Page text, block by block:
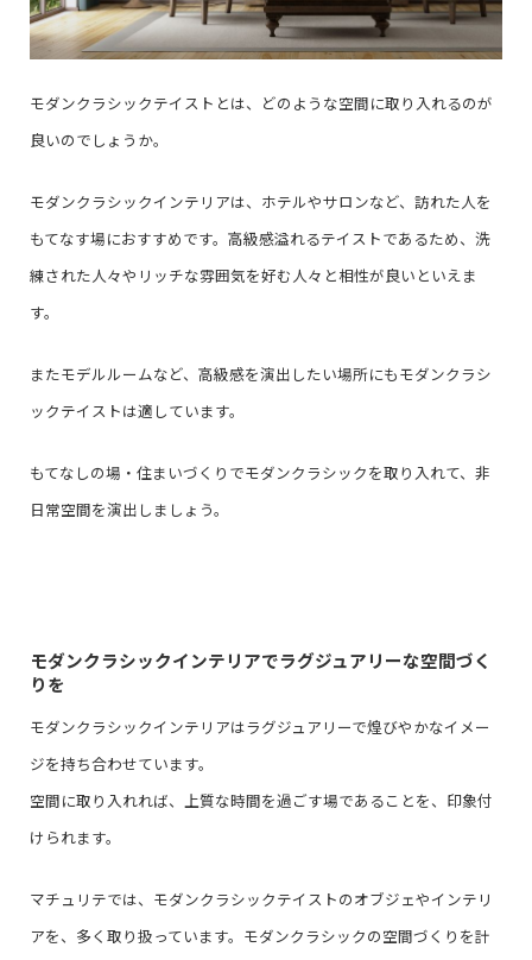
モダンクラシックテイストとは、どのような空間に取り入れるのが
良いのでしょうか。
モダンクラシックインテリアは、ホテルやサロンなど、訪れた人を
もてなす場におすすめです。高級感溢れるテイストであるため、洗
練された人々やリッチな雰囲気を好む人々と相性が良いといえま
す。
またモデルルームなど、高級感を演出したい場所にもモダンクラシ
ックテイストは適しています。
もてなしの場・住まいづくりでモダンクラシックを取り入れて、非
日常空間を演出しましょう。
モダンクラシックインテリアでラグジュアリーな空間づく
りを
モダンクラシックインテリアはラグジュアリーで煌びやかなイメー
ジを持ち合わせています。
空間に取り入れれば、上質な時間を過ごす場であることを、印象付
けられます。
マチュリテでは、モダンクラシックテイストのオブジェやインテリ
アを、多く取り扱っています。モダンクラシックの空間づくりを計